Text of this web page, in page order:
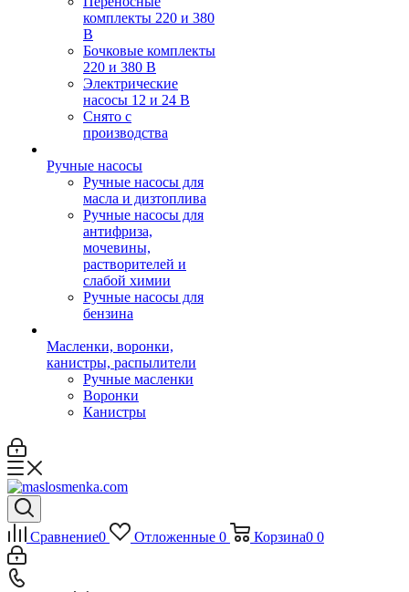
комплекты 220 и 380
В
Бочковые комплекты
220 и 380 В
Электрические
насосы 12 и 24 В
Снято с
производства
Ручные насосы
Ручные насосы для
масла и дизтоплива
Ручные насосы для
антифриза,
мочевины,
растворителей и
слабой химии
Ручные насосы для
бензина
Масленки, воронки,
канистры, распылители
Ручные масленки
Воронки
Канистры
Сравнение0 Отложенные 0 Корзина0 0